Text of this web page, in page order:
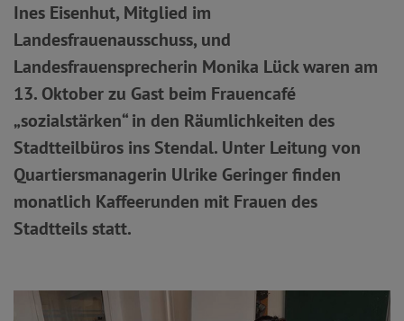
Ines Eisenhut, Mitglied im
Landesfrauenausschuss, und
Landesfrauensprecherin Monika Lück waren am
13. Oktober zu Gast beim Frauencafé
„sozialstärken“ in den Räumlichkeiten des
Stadtteilbüros ins Stendal. Unter Leitung von
Quartiersmanagerin Ulrike Geringer finden
monatlich Kaffeerunden mit Frauen des
Stadtteils statt.